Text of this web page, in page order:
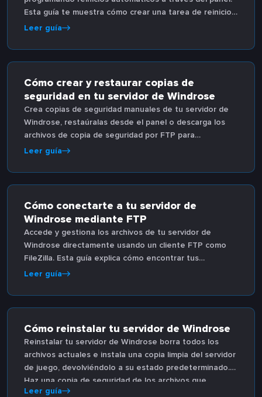
Esta guía te muestra cómo crear una tarea de reinicio
programada, establecer la hora y frecuencia, y habilitar
Leer guía
Cómo crear y restaurar copias de
seguridad en tu servidor de Windrose
Crea copias de seguridad manuales de tu servidor de
Windrose, restaúralas desde el panel o descarga los
archivos de copia de seguridad por FTP para
guardarlos. Las copias de seguridad nocturnas
Leer guía
Cómo conectarte a tu servidor de
Windrose mediante FTP
Accede y gestiona los archivos de tu servidor de
Windrose directamente usando un cliente FTP como
FileZilla. Esta guía explica cómo encontrar tus
credenciales FTP en el panel y cómo configurar la
Leer guía
Cómo reinstalar tu servidor de Windrose
Reinstalar tu servidor de Windrose borra todos los
archivos actuales e instala una copia limpia del servidor
de juego, devolviéndolo a su estado predeterminado.
Haz una copia de seguridad de los archivos que
necesites antes de empezar.
Leer guía